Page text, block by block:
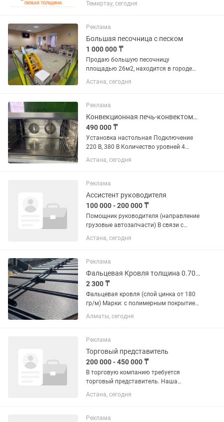
600 мм
Темиртау, сегодня
Реклама
Большая песочница с песком
1 000 000 ₸
Продаю большую песочницу
площадью 26м2, находится в городе
Темиртау в разобранном виде(состоит
из: дно листы юсби, изоляция от воды,
оргстекло раскроенное, перила,...
Астана, сегодня
Реклама
Конвекционная печь-конвектомат Унокс-Росселла 4 уровня. Италия
490 000 ₸
Установка настольная Подключение
220 В, 380 В Количество уровней 4
Расстояние между уровнями 75 мм Тип
и размер гастроемкостей и противней
Температурный режим...
Астана, сегодня
Реклама
Ассистент руководителя
100 000 - 200 000 ₸
Помощник руководителя (направление
грузовые автозапчасти) В связи с
развитием компании приглашаем в
команду помощника руководителя по
грузовой техники (в первую...
Астана, сегодня
Реклама
Фальцевая Кровля толщина 0.70мм
2 300 ₸
Фальцевая кровля (слой цинка от 180
гр/м) Марки: с полимерным покрытием
Толщина от 0,40 до 0,70мм Длина
листа от 1000см до 7 метров,
длину Ширина листа...
Алматы, сегодня
Реклама
Торговый представитель
200 000 - 450 000 ₸
В торговую компанию требуется
торговый представитель. Наша
компания занимается оптовой и
розничной продажей Куриной и
ВОПРОСАМ ЗВОНИТЕ НА УКАЗАННЫЙ
Астана, сегодня
Реклама